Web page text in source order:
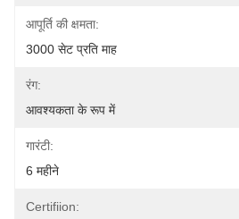
आपूर्ति की क्षमता:
3000 सेट प्रति माह
रंग:
आवश्यकता के रूप में
गारंटी:
6 महीने
Certifiion: